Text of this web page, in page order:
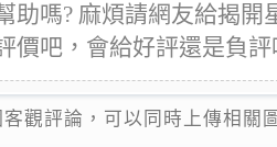
助嗎? 麻煩請網友給揭
價吧，會給好評還是負評